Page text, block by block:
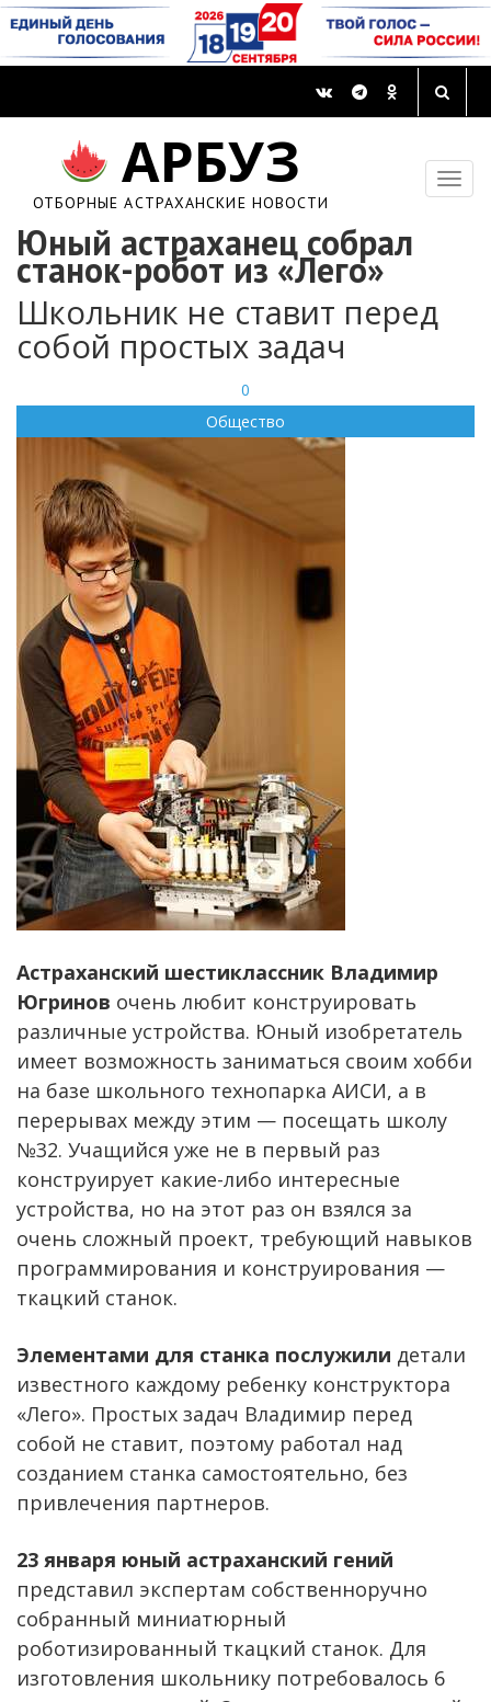
АРБУЗ
ОТБОРНЫЕ АСТРАХАНСКИЕ НОВОСТИ
Юный астраханец собрал
станок-робот из «Лего»
Школьник не ставит перед
собой простых задач
0
Общество
Астраханский шестиклассник Владимир
Югринов очень любит конструировать
различные устройства. Юный изобретатель
имеет возможность заниматься своим хобби
на базе школьного технопарка АИСИ, а в
перерывах между этим — посещать школу
№32. Учащийся уже не в первый раз
конструирует какие-либо интересные
устройства, но на этот раз он взялся за
очень сложный проект, требующий навыков
программирования и конструирования —
ткацкий станок.
Элементами для станка послужили детали
известного каждому ребенку конструктора
«Лего». Простых задач Владимир перед
собой не ставит, поэтому работал над
созданием станка самостоятельно, без
привлечения партнеров.
23 января юный астраханский гений
представил экспертам собственноручно
собранный миниатюрный
роботизированный ткацкий станок. Для
изготовления школьнику потребовалось 6